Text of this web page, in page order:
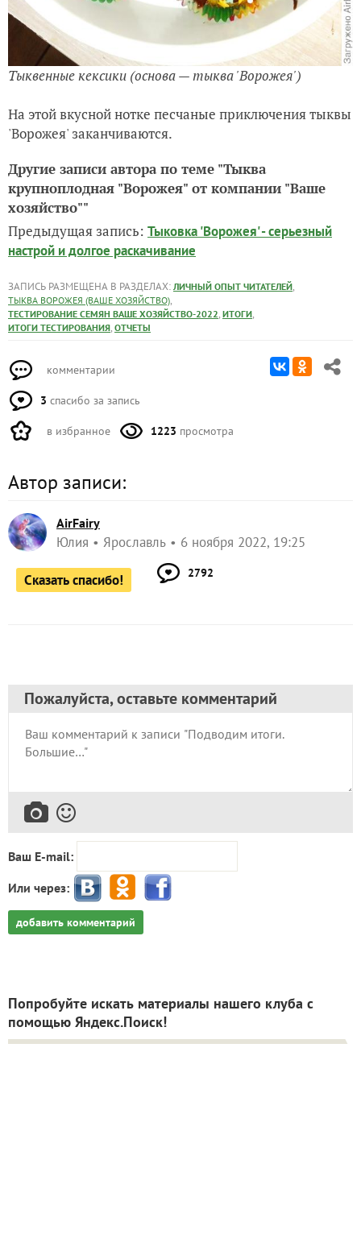
Тыквенные кексики (основа — тыква 'Ворожея')
На этой вкусной нотке песчаные приключения тыквы
'Ворожея' заканчиваются.
Другие записи автора по теме "Тыква
крупноплодная "Ворожея" от компании "Ваше
хозяйство""
Предыдущая запись: Тыковка 'Ворожея' - серьезный
настрой и долгое раскачивание
ЗАПИСЬ РАЗМЕЩЕНА В РАЗДЕЛАХ: ЛИЧНЫЙ ОПЫТ ЧИТАТЕЛЕЙ,
ТЫКВА ВОРОЖЕЯ (ВАШЕ ХОЗЯЙСТВО),
ТЕСТИРОВАНИЕ СЕМЯН ВАШЕ ХОЗЯЙСТВО-2022, ИТОГИ,
ИТОГИ ТЕСТИРОВАНИЯ, ОТЧЕТЫ
комментарии
3 спасибо за запись
в избранное 1223 просмотра
Автор записи:
AirFairy
Юлия Ярославль 6 ноября 2022, 19:25
Сказать спасибо! 2792
Пожалуйста, оставьте комментарий
Ваш E-mail:
Или через:
добавить комментарий
Попробуйте искать материалы нашего клуба с
помощью Яндекс.Поиск!